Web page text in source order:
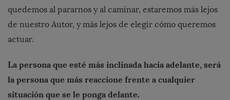
quedemos al pararnos y al caminar, estaremos más lejos
de nuestro Autor, y más lejos de elegir cómo queremos
actuar.
La persona que esté más inclinada hacia adelante, será
la persona que más reaccione frente a cualquier
situación que se le ponga delante.